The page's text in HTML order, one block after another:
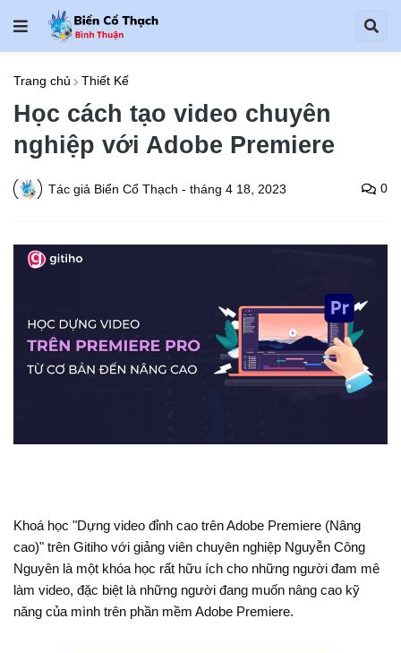
Trang chủ Thiết Kế
Học cách tạo video chuyên
nghiệp với Adobe Premiere
Tác giả Biển Cổ Thạch - tháng 4 18, 2023 0
Khoá học "Dựng video đỉnh cao trên Adobe Premiere (Nâng
cao)" trên Gitiho với giảng viên chuyên nghiệp Nguyễn Công
Nguyên là một khóa học rất hữu ích cho những người đam mê
làm video, đặc biệt là những người đang muốn nâng cao kỹ
năng của mình trên phần mềm Adobe Premiere.